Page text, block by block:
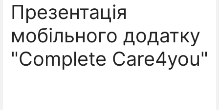
Презентація
мобільного додатку
"Complete Care4you"